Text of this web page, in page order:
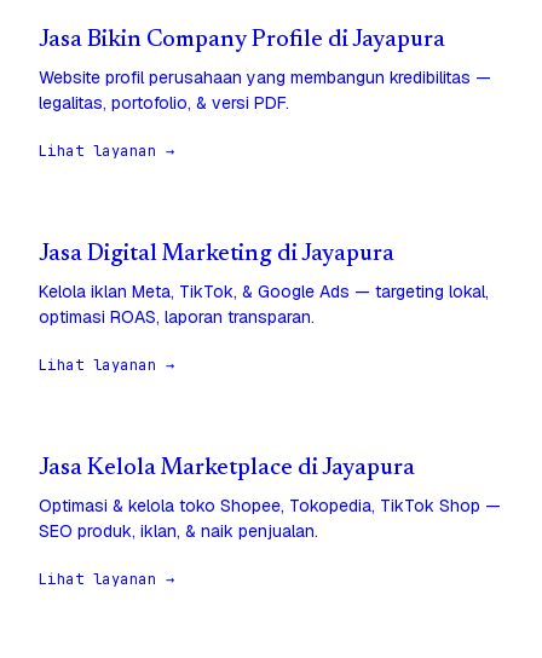
Jasa Bikin Company Profile di Jayapura
Website profil perusahaan yang membangun kredibilitas —
legalitas, portofolio, & versi PDF.
Lihat layanan →
Jasa Digital Marketing di Jayapura
Kelola iklan Meta, TikTok, & Google Ads — targeting lokal,
optimasi ROAS, laporan transparan.
Lihat layanan →
Jasa Kelola Marketplace di Jayapura
Optimasi & kelola toko Shopee, Tokopedia, TikTok Shop —
SEO produk, iklan, & naik penjualan.
Lihat layanan →